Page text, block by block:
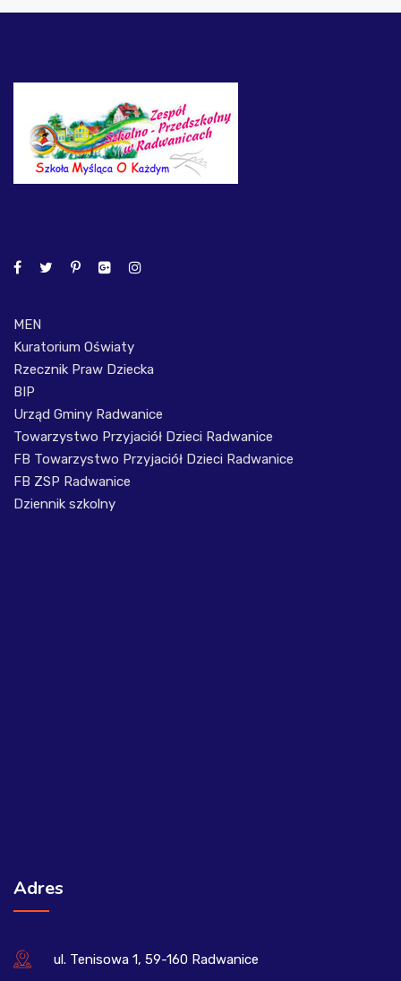
MEN
Kuratorium Oświaty
Rzecznik Praw Dziecka
BIP
Urząd Gminy Radwanice
Towarzystwo Przyjaciół Dzieci Radwanice
FB Towarzystwo Przyjaciół Dzieci Radwanice
FB ZSP Radwanice
Dziennik szkolny
Adres
ul. Tenisowa 1, 59-160 Radwanice